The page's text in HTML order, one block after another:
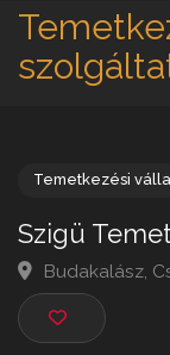
Szigü
Budakalász,